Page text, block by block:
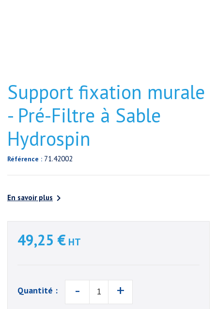
Support fixation murale
- Pré-Filtre à Sable
Hydrospin
Référence : 71.42002
En savoir plus 
49,25 € HT
Quantité : - +